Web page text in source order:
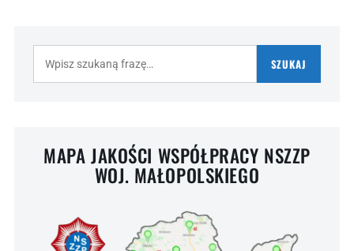
SZUKAJ
MAPA JAKOŚCI WSPÓŁPRACY NSZZP
WOJ. MAŁOPOLSKIEGO